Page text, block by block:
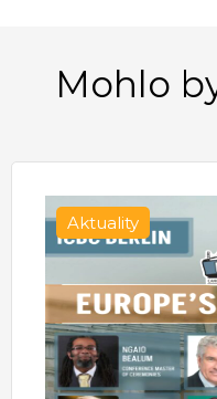
Mohlo
Aktuality